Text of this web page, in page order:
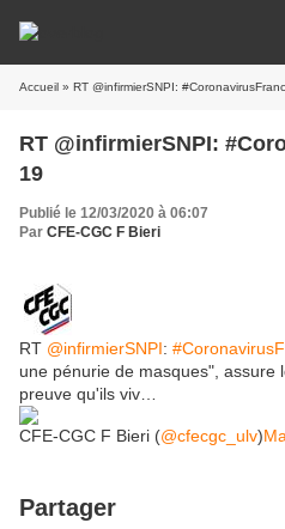
Accueil » RT @infirmierSNPI:
RT @infirmierSNPI:
19
Publié le 12/03/2020 à 06:07
Par CFE-CGC F Bieri
RT @infirmierSNPI:
une pénurie de masques", assure
preuve qu'ils viv…
CFE-CGC F Bieri (@cfecgc_ulv)
Partager